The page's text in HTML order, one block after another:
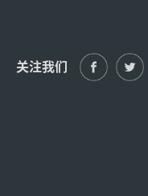
关注我们